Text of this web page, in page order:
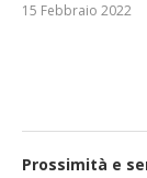
15 Febbraio 2022
Prossimità e